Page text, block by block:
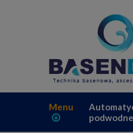
Menu
podwodne